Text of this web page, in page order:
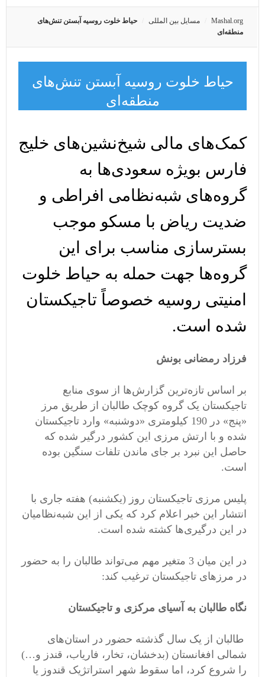
Mashal.org مسایل بین المللی
حیاط خلوت روسیه آبستن تنش‌های
منطقه‌ای
حیاط خلوت روسیه آبستن تنش‌های
منطقه‌ای
کمک‌های مالی شیخ‌نشین‌های خلیج
فارس بویژه سعودی‌ها به
گروه‌های شبه‌نظامی افراطی و
ضدیت ریاض با مسکو موجب
بسترسازی مناسب برای این
گروه‌ها جهت حمله به حیاط خلوت
امنیتی روسیه خصوصاً تاجیکستان
شده است.
فرزاد رمضانی بونش
بر اساس تازه‌ترین گزارش‌ها از سوی منابع
تاجیکستان یک گروه کوچک طالبان از طریق مرز
«پنج» در 190 کیلومتری «دوشنبه» وارد تاجیکستان
شده و با ارتش مرزی این کشور درگیر شده که
حاصل این نبرد بر جای ماندن تلفات سنگین بوده
است.
پلیس مرزی تاجیکستان روز (یکشنبه) هفته جاری با
انتشار این خبر اعلام کرد که یکی از این شبه‌نظامیان
در این درگیری‌ها کشته شده است.
در این میان 3 متغیر مهم می‌تواند طالبان را به حضور
در مرزهای تاجیکستان ترغیب کند:
نگاه طالبان به آسیای مرکزی و تاجیکستان
طالبان از یک سال گذشته حضور در استان‌های
شمالی افغانستان (بدخشان، تخار، فاریاب، قندز و…)
را شروع کرد، اما سقوط شهر استراتژیک قندوز یا